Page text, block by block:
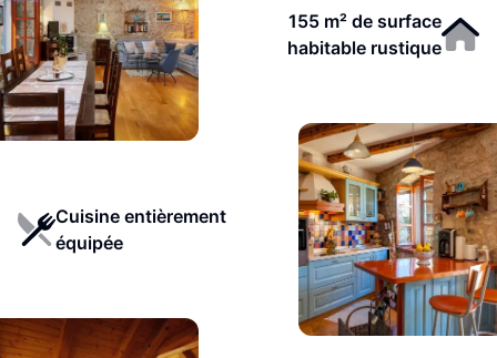
155 m² de surface
habitable rustique
Cuisine entièrement
équipée